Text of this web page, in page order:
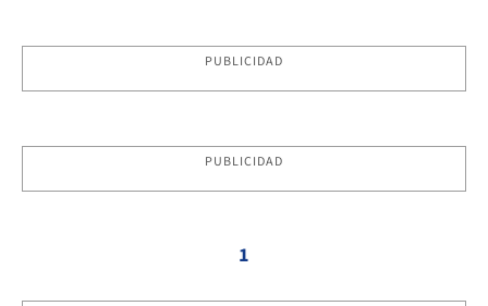
PUBLICIDAD
PUBLICIDAD
1